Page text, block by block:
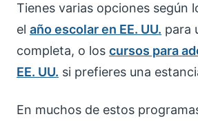
Tienes varias opciones según
el año escolar en EE. UU. para
completa, o los cursos para
EE. UU. si prefieres una
En muchos de estos